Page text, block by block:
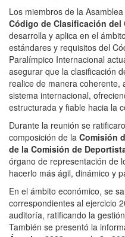
Los miembros de la
Código de Clasificación del
desarrolla y aplica en el
estándares y requisitos del
Paralímpico Internacional
asegurar que la clasificación
realice de manera coherente,
sistema internacional,
estructurada y fiable hacia la
Durante la reunión se
composición de la Comisión
de la Comisión de
órgano de representación de
hacerlo más ágil, dinámico y
En el ámbito económico, se
correspondientes al ejercicio
auditoría, ratificando la
También se presentó la